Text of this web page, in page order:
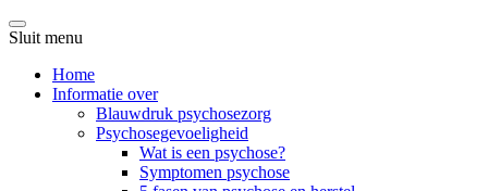
Sluit menu
Home
Informatie over
Blauwdruk psychosezorg
Psychosegevoeligheid
Wat is een psychose?
Symptomen psychose